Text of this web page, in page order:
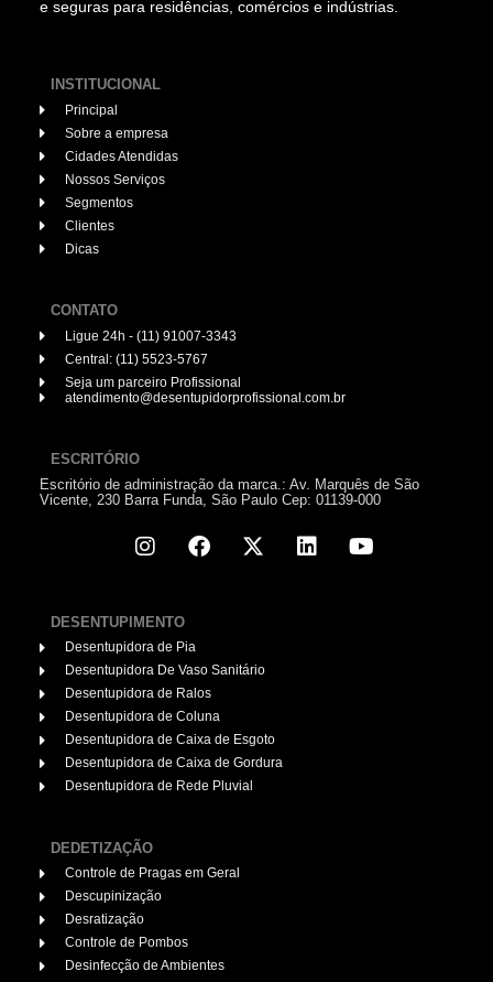
e seguras para residências, comércios e indústrias.
INSTITUCIONAL
Principal
Sobre a empresa
Cidades Atendidas
Nossos Serviços
Segmentos
Clientes
Dicas
CONTATO
Ligue 24h - (11) 91007-3343
Central: (11) 5523-5767
Seja um parceiro Profissional
atendimento@desentupidorprofissional.com.br
ESCRITÓRIO
Escritório de administração da marca.: Av. Marquês de São
Vicente, 230 Barra Funda, São Paulo Cep: 01139-000
DESENTUPIMENTO
Desentupidora de Pia
Desentupidora De Vaso Sanitário
Desentupidora de Ralos
Desentupidora de Coluna
Desentupidora de Caixa de Esgoto
Desentupidora de Caixa de Gordura
Desentupidora de Rede Pluvial
DEDETIZAÇÃO
Controle de Pragas em Geral
Descupinização
Desratização
Controle de Pombos
Desinfecção de Ambientes